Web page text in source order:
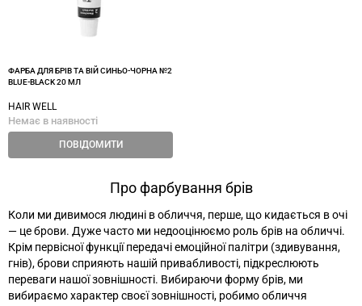
ФАРБА ДЛЯ БРІВ ТА ВІЙ СИНЬО-ЧОРНА №2
BLUE-BLACK 20 МЛ
HAIR WELL
Немає в наявності
ПОВІДОМИТИ
Про фарбування брів
Коли ми дивимося людині в обличчя, перше, що кидається в очі
— це брови. Дуже часто ми недооцінюємо роль брів на обличчі.
Крім первісної функції передачі емоційної палітри (здивування,
гнів), брови сприяють нашій привабливості, підкреслюють
переваги нашої зовнішності. Вибираючи форму брів, ми
вибираємо характер своєї зовнішності, робимо обличчя